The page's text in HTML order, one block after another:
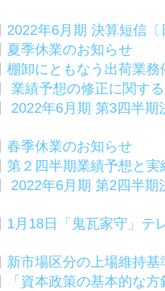
2022年6月期 決算短信
夏季休業のお知らせ
棚卸にともなう出荷業務
業績予想の修正に関す
2022年6月期 第3四半
春季休業のお知らせ
第２四半期業績予想と実
2022年6月期 第2四半
1月18日「鬼瓦家守」テ
新市場区分の上場維持
「資本政策の基本的な